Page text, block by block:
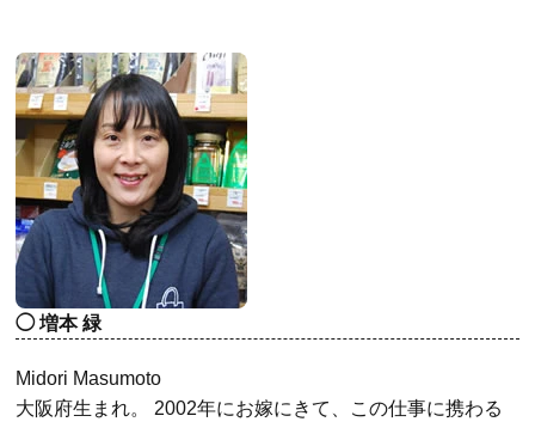
増本 緑
Midori Masumoto
大阪府生まれ。 2002年にお嫁にきて、この仕事に携わる